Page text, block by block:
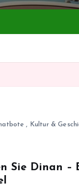
, Kultur &
Sie Dinan –